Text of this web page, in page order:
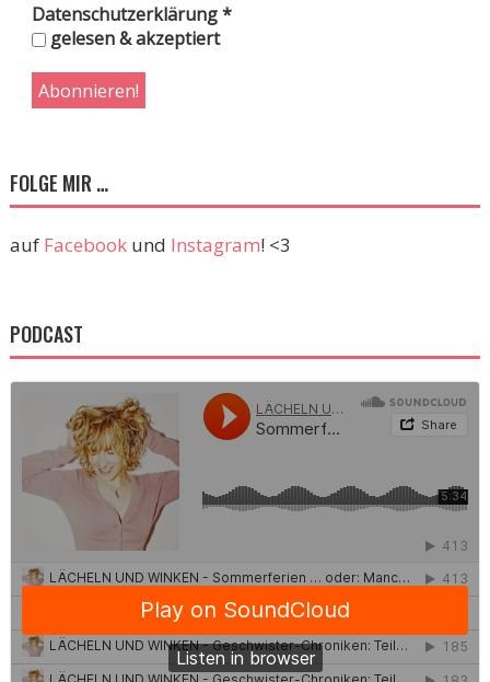
Datenschutzerklärung*
gelesen & akzeptiert
FOLGE MIR …
auf Facebookund Instagram! <3
PODCAST